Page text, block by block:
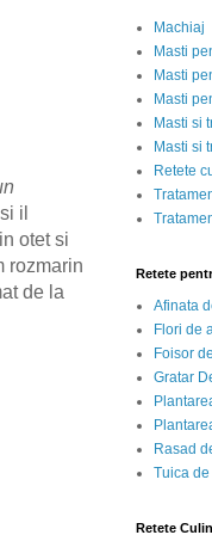
il
otet si
rozmarin
de la
Machiaj
Masti
Masti
Masti
Masti si
Masti si
Retete
Retete
Afinata
Flori de
Foisor
Gratar
Rasad
Tuica
Retete